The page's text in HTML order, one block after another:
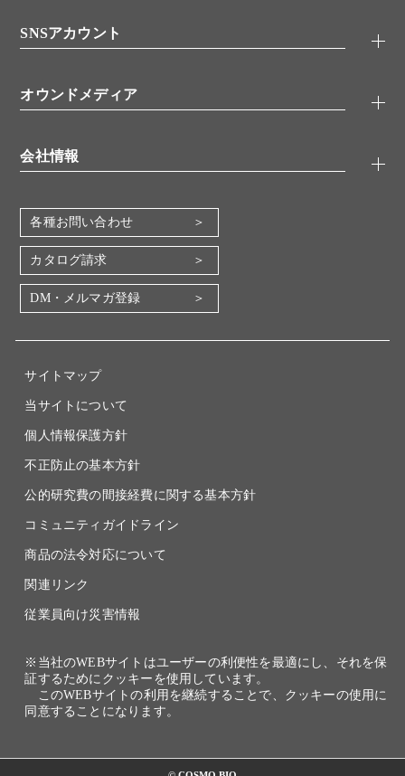
分子生物
バイオメディカル(環境・食品)
機器・消耗品
アプリケーションノート
書類ダウンロード
SNSアカウント
YouTube
オウンドメディア
会社情報
会社概要
地図・アクセス（本社）
IR情報
電子公告
各種お問い合わせ
カタログ請求
DM・メルマガ登録
サイトマップ
当サイトについて
個人情報保護方針
不正防止の基本方針
公的研究費の間接経費に関する基本方針
コミュニティガイドライン
商品の法令対応について
関連リンク
従業員向け災害情報
※当社のWEBサイトはユーザーの利便性を最適にし、それを保
証するためにクッキーを使用しています。
このWEBサイトの利用を継続することで、クッキーの使用に
同意することになります。